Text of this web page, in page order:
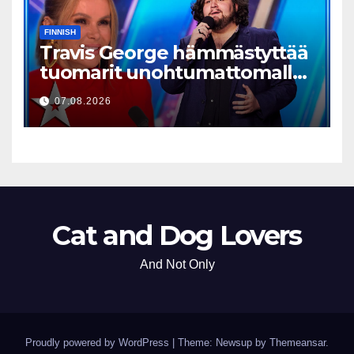
FINNISH
Travis George hämmästyttää
tuomarit unohtumattomalla
esityksellään
07.08.2026
Cat and Dog Lovers
And Not Only
Proudly powered by WordPress Theme: Newsup by Themeansar.